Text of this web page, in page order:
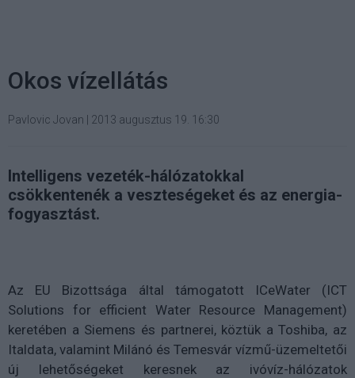
Okos vízellátás
Pavlovic Jovan 2013 augusztus 19. 16:30
Intelligens vezeték-hálózatokkal
csökkentenék a veszteségeket és az energia-
fogyasztást.
Az EU Bizottsága által támogatott ICeWater (ICT
Solutions for efficient Water Resource Management)
keretében a Siemens és partnerei, köztük a Toshiba, az
Italdata, valamint Milánó és Temesvár vízmű-üzemeltetői
új lehetőségeket keresnek az ivóvíz-hálózatok